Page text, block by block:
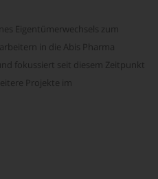
Eigentümerwechsels zum
in die Abis Pharma
fokussiert seit diesem Zeitpunkt
Projekte im